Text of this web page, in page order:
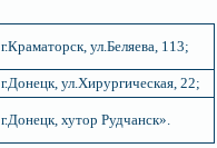
г.Краматорск, ул.Беляева, 113;
г.Донецк, ул.Хирургическая, 22;
г.Донецк, хутор Рудчанск».